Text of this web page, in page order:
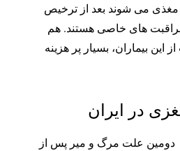
مغذی می شوند بعد از ترخیص
مراقبت های خاصی هستند. هم
این بیماران، بسیار پر هزینه‌
در ایران
دومین علت مرگ و میر پس از